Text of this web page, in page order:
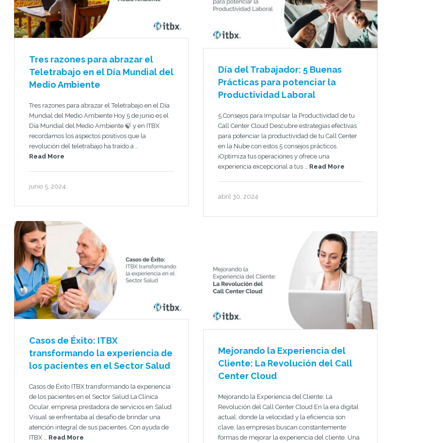
Tres razones para abrazar el
Teletrabajo en el Día Mundial del
Medio Ambiente
Tres razones para abrazar el Teletrabajo en el Día
Mundial del Medio Ambiente Hoy 5 de junio es el
Día Mundial del Medio Ambiente 🍃 y en ITBX
recordamos los aspectos positivos que la
revolución del teletrabajo ha traído a …
Read More
junio 5, 2024
Día del Trabajador: 5 Buenas
Prácticas para potenciar la
Productividad Laboral
5 Consejos para Impulsar la Productividad de tu
Call Center Cloud Descubre estrategias efectivas
para potenciar la productividad de tu Call Center
en la Nube con estos 5 consejos prácticos.
¡Optimiza tus operaciones y ofrece una
experiencia excepcional a tus … Read More
abril 30, 2024
Casos de Éxito: ITBX
transformando la experiencia de
los pacientes en el Sector Salud
Casos de Éxito ITBX transformando la experiencia
de los pacientes en el Sector Salud La Clínica
Ocular, empresa prestadora de servicios en Salud
Visual se enfrentaba al desafío de brindar una
atención integral de sus pacientes. Con ayuda de
ITBX … Read More
Mejorando la Experiencia del
Cliente: La Revolución del Call
Center Cloud
Mejorando la Experiencia del Cliente: La
Revolución del Call Center Cloud En la era digital
actual, donde la velocidad y la eficiencia son
clave, las empresas buscan constantemente
formas de mejorar la experiencia del cliente. Una